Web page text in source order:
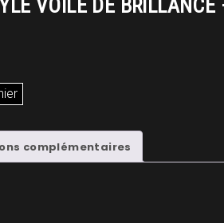
VOILE DE BRILLANCE
complémentaires